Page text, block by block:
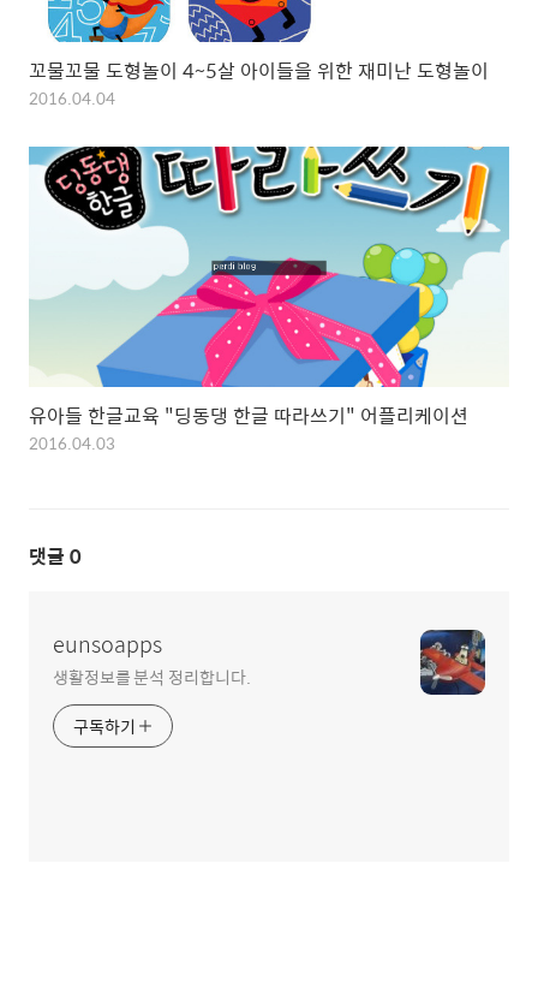
꼬물꼬물 도형놀이 4~5살 아이들을 위한 재미난 도형놀이
2016.04.04
유아들 한글교육 "딩동댕 한글 따라쓰기" 어플리케이션
2016.04.03
댓글 0
eunsoapps
생활정보를 분석 정리합니다.
구독하기